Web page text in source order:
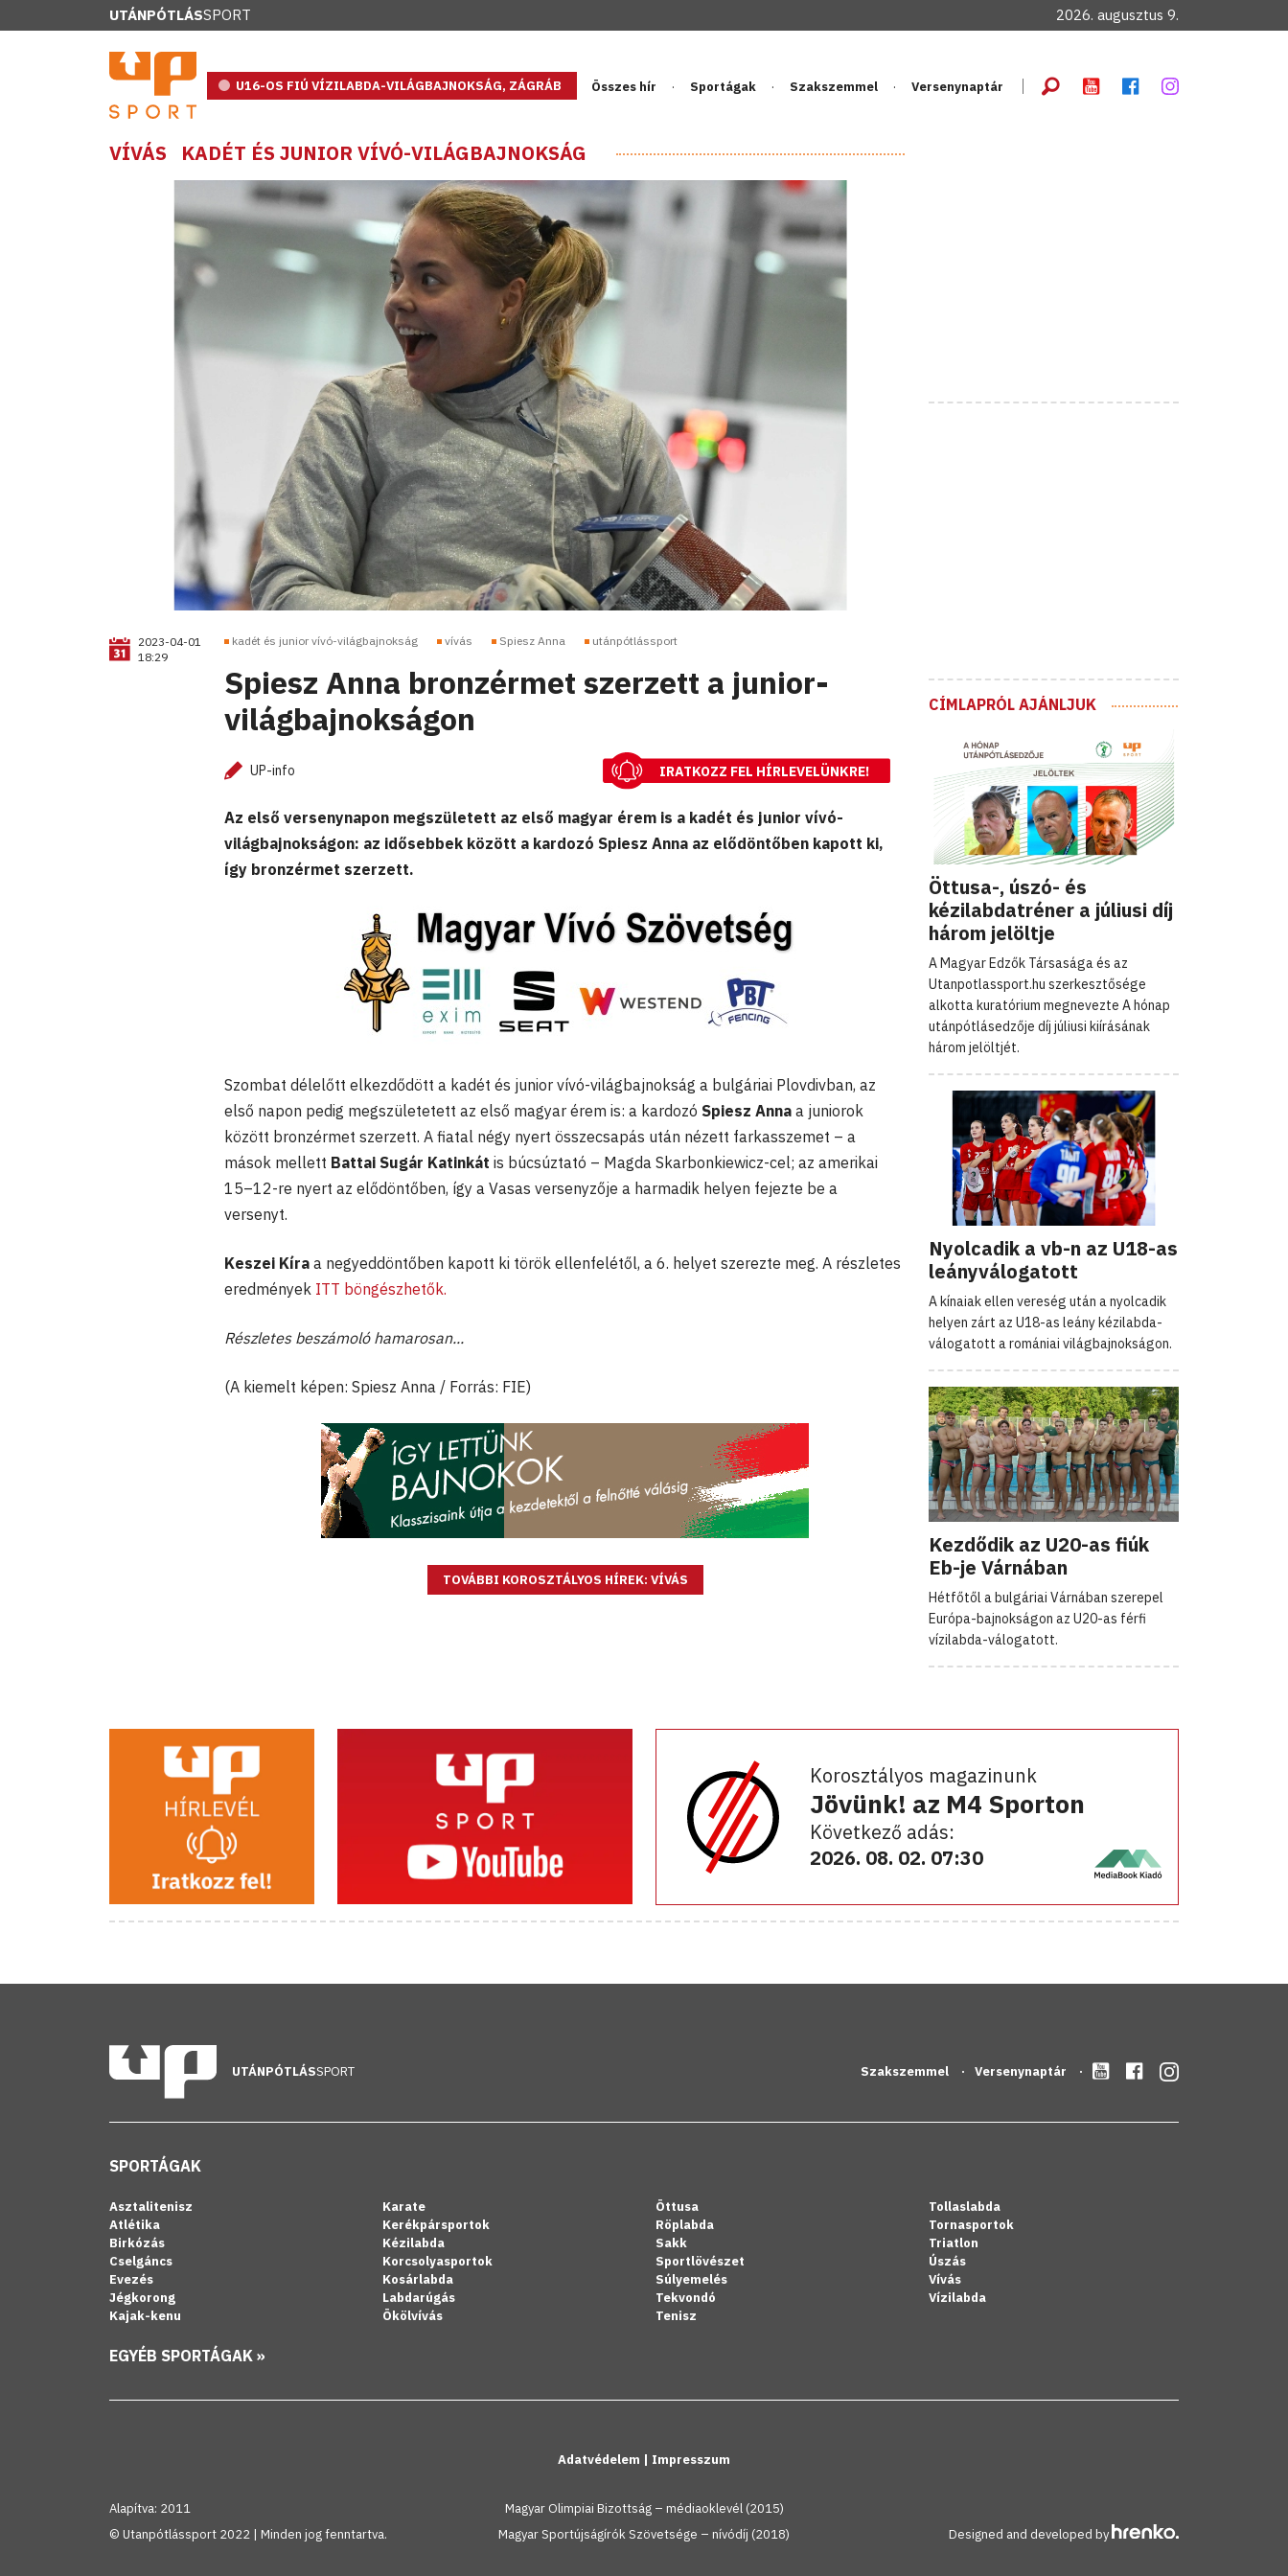
UTÁNPÓTLÁSSPORT 2026. augusztus 9.
U16-OS FIÚ VÍZILABDA-VILÁGBAJNOKSÁG, ZÁGRÁB Összes hír Sportágak Szakszemmel Versenynaptár
VÍVÁS KADÉT ÉS JUNIOR VÍVÓ-VILÁGBAJNOKSÁG
2023-04-01
18:29
kadét és junior vívó-világbajnokság vívás Spiesz Anna utánpótlássport
Spiesz Anna bronzérmet szerzett a junior-
világbajnokságon
UP-info IRATKOZZ FEL HÍRLEVELÜNKRE!
Az első versenynapon megszületett az első magyar érem is a kadét és junior vívó-
világbajnokságon: az idősebbek között a kardozó Spiesz Anna az elődöntőben kapott ki,
így bronzérmet szerzett.
Szombat délelőtt elkezdődött a kadét és junior vívó-világbajnokság a bulgáriai Plovdivban, az
első napon pedig megszületetett az első magyar érem is: a kardozó Spiesz Anna a juniorok
között bronzérmet szerzett. A fiatal négy nyert összecsapás után nézett farkasszemet – a
mások mellett Battai Sugár Katinkát is búcsúztató – Magda Skarbonkiewicz-cel; az amerikai
15–12-re nyert az elődöntőben, így a Vasas versenyzője a harmadik helyen fejezte be a
versenyt.
Keszei Kíra a negyeddöntőben kapott ki török ellenfelétől, a 6. helyet szerezte meg. A részletes
eredmények ITT böngészhetők.
Részletes beszámoló hamarosan...
(A kiemelt képen: Spiesz Anna / Forrás: FIE)
TOVÁBBI KOROSZTÁLYOS HÍREK: VÍVÁS
CÍMLAPRÓL AJÁNLJUK
Öttusa-, úszó- és
kézilabdatréner a júliusi díj
három jelöltje
A Magyar Edzők Társasága és az
Utanpotlassport.hu szerkesztősége
alkotta kuratórium megnevezte A hónap
utánpótlásedzője díj júliusi kiírásának
három jelöltjét.
Nyolcadik a vb-n az U18-as
leányválogatott
A kínaiak ellen vereség után a nyolcadik
helyen zárt az U18-as leány kézilabda-
válogatott a romániai világbajnokságon.
Kezdődik az U20-as fiúk
Eb-je Várnában
Hétfőtől a bulgáriai Várnában szerepel
Európa-bajnokságon az U20-as férfi
vízilabda-válogatott.
Korosztályos magazinunk
Jövünk! az M4 Sporton
Következő adás:
2026. 08. 02. 07:30
UTÁNPÓTLÁSSPORT Szakszemmel Versenynaptár
SPORTÁGAK
Asztalitenisz
Atlétika
Birkózás
Cselgáncs
Evezés
Jégkorong
Kajak-kenu
Karate
Kerékpársportok
Kézilabda
Korcsolyasportok
Kosárlabda
Labdarúgás
Ökölvívás
Öttusa
Röplabda
Sakk
Sportlövészet
Súlyemelés
Tekvondó
Tenisz
Tollaslabda
Tornasportok
Triatlon
Úszás
Vívás
Vízilabda
EGYÉB SPORTÁGAK »
Adatvédelem | Impresszum
Alapítva: 2011
© Utanpótlássport 2022 | Minden jog fenntartva.
Magyar Olimpiai Bizottság – médiaoklevél (2015)
Magyar Sportújságírók Szövetsége – nívódíj (2018)
Designed and developed by